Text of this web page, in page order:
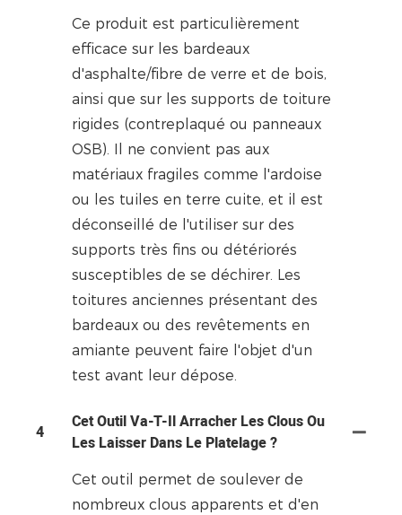
Ce produit est particulièrement
efficace sur les bardeaux
d'asphalte/fibre de verre et de bois,
ainsi que sur les supports de toiture
rigides (contreplaqué ou panneaux
OSB). Il ne convient pas aux
matériaux fragiles comme l'ardoise
ou les tuiles en terre cuite, et il est
déconseillé de l'utiliser sur des
supports très fins ou détériorés
susceptibles de se déchirer. Les
toitures anciennes présentant des
bardeaux ou des revêtements en
amiante peuvent faire l'objet d'un
test avant leur dépose.
4
Cet Outil Va-T-Il Arracher Les Clous Ou
Les Laisser Dans Le Platelage ?
Cet outil permet de soulever de
nombreux clous apparents et d'en